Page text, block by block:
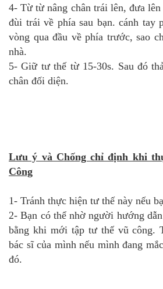
4- Từ từ nâng chân trái lên, đưa
đùi trái về phía sau bạn. cánh tay
vòng qua đầu về phía trước, sao
nhà.
5- Giữ tư thế từ 15-30s. Sau đó
chân đối diện.
Lưu ý và Chống chỉ định khi
Công
1- Tránh thực hiện tư thế này nếu
2- Bạn có thể nhờ người hướng
bằng khi mới tập tư thế vũ công.
bác sĩ của mình nếu mình đang
đó.